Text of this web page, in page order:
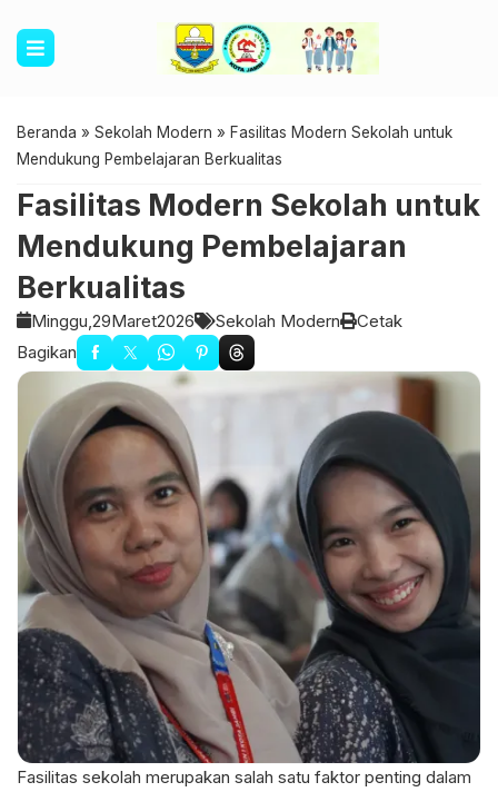
Beranda » Sekolah Modern » Fasilitas Modern Sekolah untuk
Mendukung Pembelajaran Berkualitas
Fasilitas Modern Sekolah untuk
Mendukung Pembelajaran
Berkualitas
Minggu, 29Maret2026 Sekolah Modern
Cetak
Bagikan
Fasilitas sekolah merupakan salah satu faktor penting dalam